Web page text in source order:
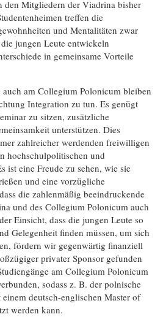
den Mitgliedern der Viadrina bisher
treffen die
und Mentalitäten zwar
jungen Leute entwickeln
in gemeinsame Vorteile
am Collegium Polonicum bleiben
Integration zu tun. Es genügt
zu sitzen, zusätzliche
unterstützen. Dies
zahlreicher werdenden freiwilligen
hochschulpolitischen und
ist eine Freude zu sehen, wie sie
und eine vorzügliche
die zahlenmäßig beeindruckende
und des Collegium Polonicum auch
Einsicht, dass die jungen Leute so
Gelegenheit finden müssen, um sich
fördern wir gegenwärtig finanziell
privater Sponsor gefunden
am Collegium Polonicum
sodass z. B. der polnische
deutsch-englischen Master of
werden kann.